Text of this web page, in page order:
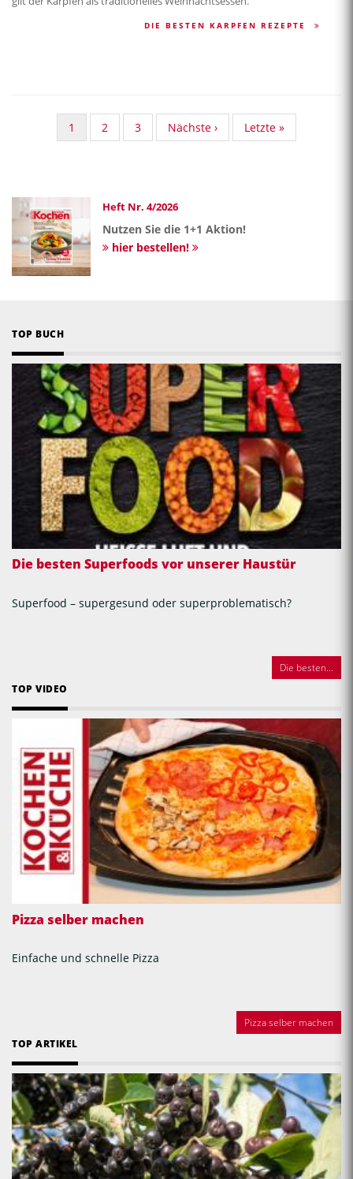
DIE BESTEN KARPFEN REZEPTE
Aktuelle
Seite
1
Standard
Taxonomy
2
Standard
Taxonomy
3
Nächste
Seite
Nächste ›
Last
page
Letzte »
Heft Nr. 4/2026
Nutzen Sie die 1+1 Aktion!
hier bestellen!
TOP BUCH
Die besten Superfoods vor unserer Haustür
Superfood – supergesund oder superproblematisch?
Die besten...
TOP VIDEO
Pizza selber machen
Einfache und schnelle Pizza
Pizza selber machen
TOP ARTIKEL